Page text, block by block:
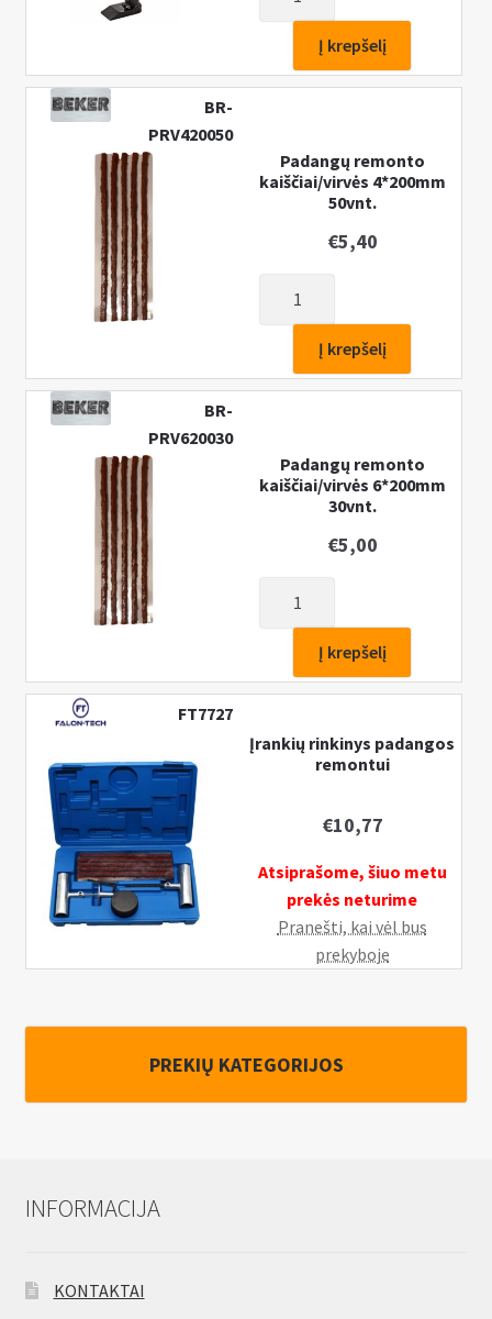
Padangų
nuėmimo
įrenginys
Į krepšelį
BR-
PRV420050
Padangų remonto
kaiščiai/virvės 4*200mm
50vnt.
€5,40
Padangų
remonto
kaiščiai/virvės
Į krepšelį
BR-
PRV620030
Padangų remonto
kaiščiai/virvės 6*200mm
30vnt.
€5,00
Padangų
remonto
kaiščiai/virvės
30vnt.
Į krepšelį
FT7727
Įrankių rinkinys padangos
remontui
€10,77
Atsiprašome, šiuo metu
prekės neturime
Pranešti, kai vėl bus
prekyboje
PREKIŲ KATEGORIJOS
INFORMACIJA
KONTAKTAI